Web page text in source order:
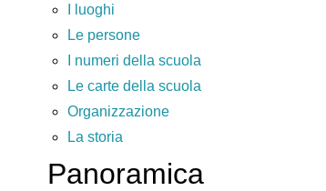
I luoghi
Le persone
I numeri della scuola
Le carte della scuola
Organizzazione
La storia
Panoramica